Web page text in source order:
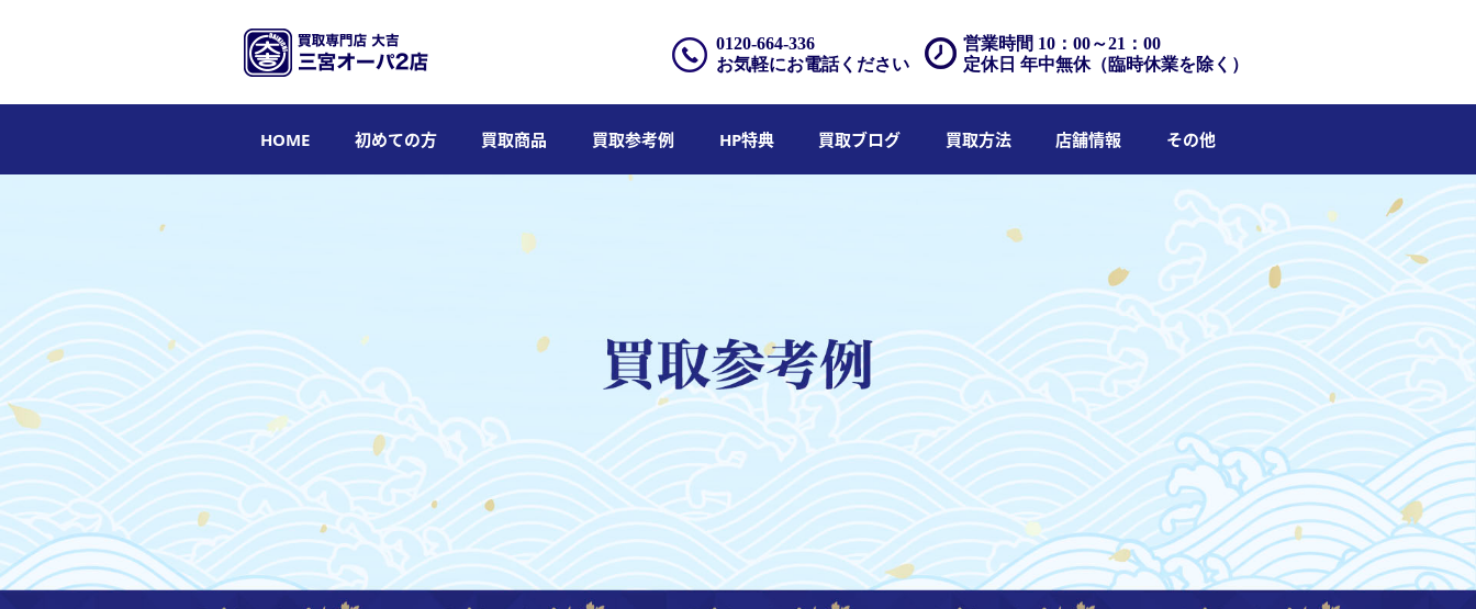
営業時間 10：00～21：00
定休日 年中無休（臨時休業を除く）
0120-664-336
お気軽にお電話ください
HOME 初めての方 買取商品 買取参考例 HP特典 買取ブログ 買取方法 店舗情報 その他